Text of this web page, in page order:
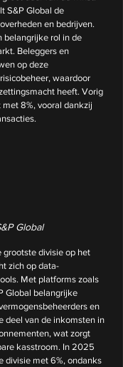
S&P Global de
en bedrijven.
belangrijke rol in de
Beleggers en
op deze
waardoor
heeft. Vorig
8%, vooral dankzij
Global
grootste divisie op het
zich op data-
Met platforms zoals
Global belangrijke
en
deel van de inkomsten in
wat zorgt
kasstroom. In 2025
divisie met 6%, ondanks